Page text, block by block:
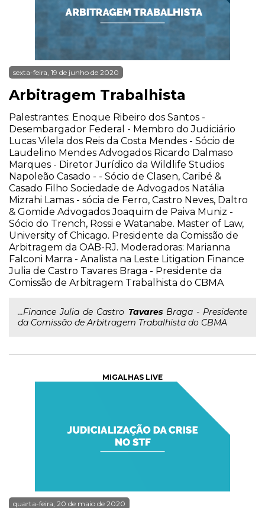
sexta-feira, 19 de junho de 2020
Arbitragem Trabalhista
Palestrantes: Enoque Ribeiro dos Santos -
Desembargador Federal - Membro do Judiciário
Lucas Vilela dos Reis da Costa Mendes - Sócio de
Laudelino Mendes Advogados Ricardo Dalmaso
Marques - Diretor Jurídico da Wildlife Studios
Napoleão Casado - - Sócio de Clasen, Caribé &
Casado Filho Sociedade de Advogados Natália
Mizrahi Lamas - sócia de Ferro, Castro Neves, Daltro
& Gomide Advogados Joaquim de Paiva Muniz -
Sócio do Trench, Rossi e Watanabe. Master of Law,
University of Chicago. Presidente da Comissão de
Arbitragem da OAB-RJ. Moderadoras: Marianna
Falconi Marra - Analista na Leste Litigation Finance
Julia de Castro Tavares Braga - Presidente da
Comissão de Arbitragem Trabalhista do CBMA
...Finance Julia de Castro TavaresBraga - Presidente
da Comissão de Arbitragem Trabalhista do CBMA
MIGALHAS LIVE
quarta-feira, 20 de maio de 2020